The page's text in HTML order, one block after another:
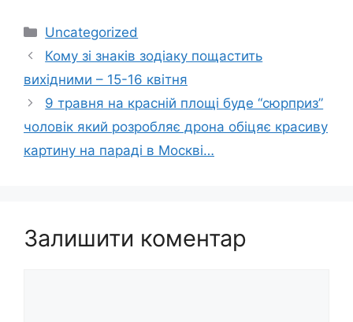
Категорії
Uncategorized
Кому зі знаків зодіаку пощастить
вихідними – 15-16 квітня
9 травня на красній площі буде “сюрприз”
чоловік який розробляє дрона обіцяє красиву
картину на параді в Москві…
Залишити коментар